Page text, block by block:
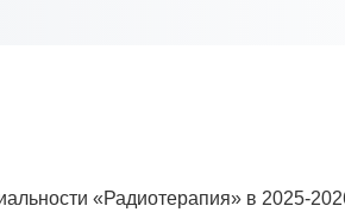
«Радиотерапия» в 2025-